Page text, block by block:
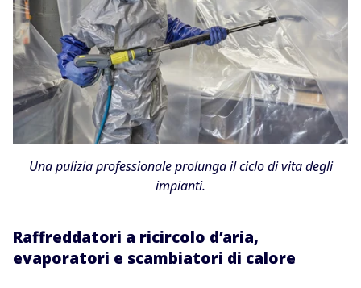
Una pulizia professionale prolunga il ciclo di vita degli
impianti.
Raffreddatori a ricircolo d’aria,
evaporatori e scambiatori di calore